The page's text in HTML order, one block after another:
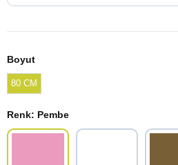
Boyut
80 CM
Renk: Pembe